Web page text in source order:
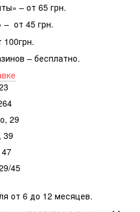
– от 65 грн.
– от 45 грн.
– бесплатно.
29
39
45
от 6 до 12 месяцев.